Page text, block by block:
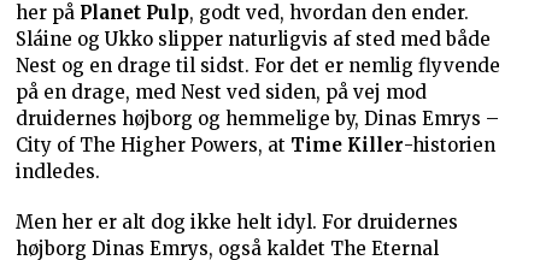
her på Planet Pulp, godt ved, hvordan den ender.
Sláine og Ukko slipper naturligvis af sted med både
Nest og en drage til sidst. For det er nemlig flyvende
på en drage, med Nest ved siden, på vej mod
druidernes højborg og hemmelige by, Dinas Emrys –
City of The Higher Powers, at Time Killer-historien
indledes.
Men her er alt dog ikke helt idyl. For druidernes
højborg Dinas Emrys, også kaldet The Eternal